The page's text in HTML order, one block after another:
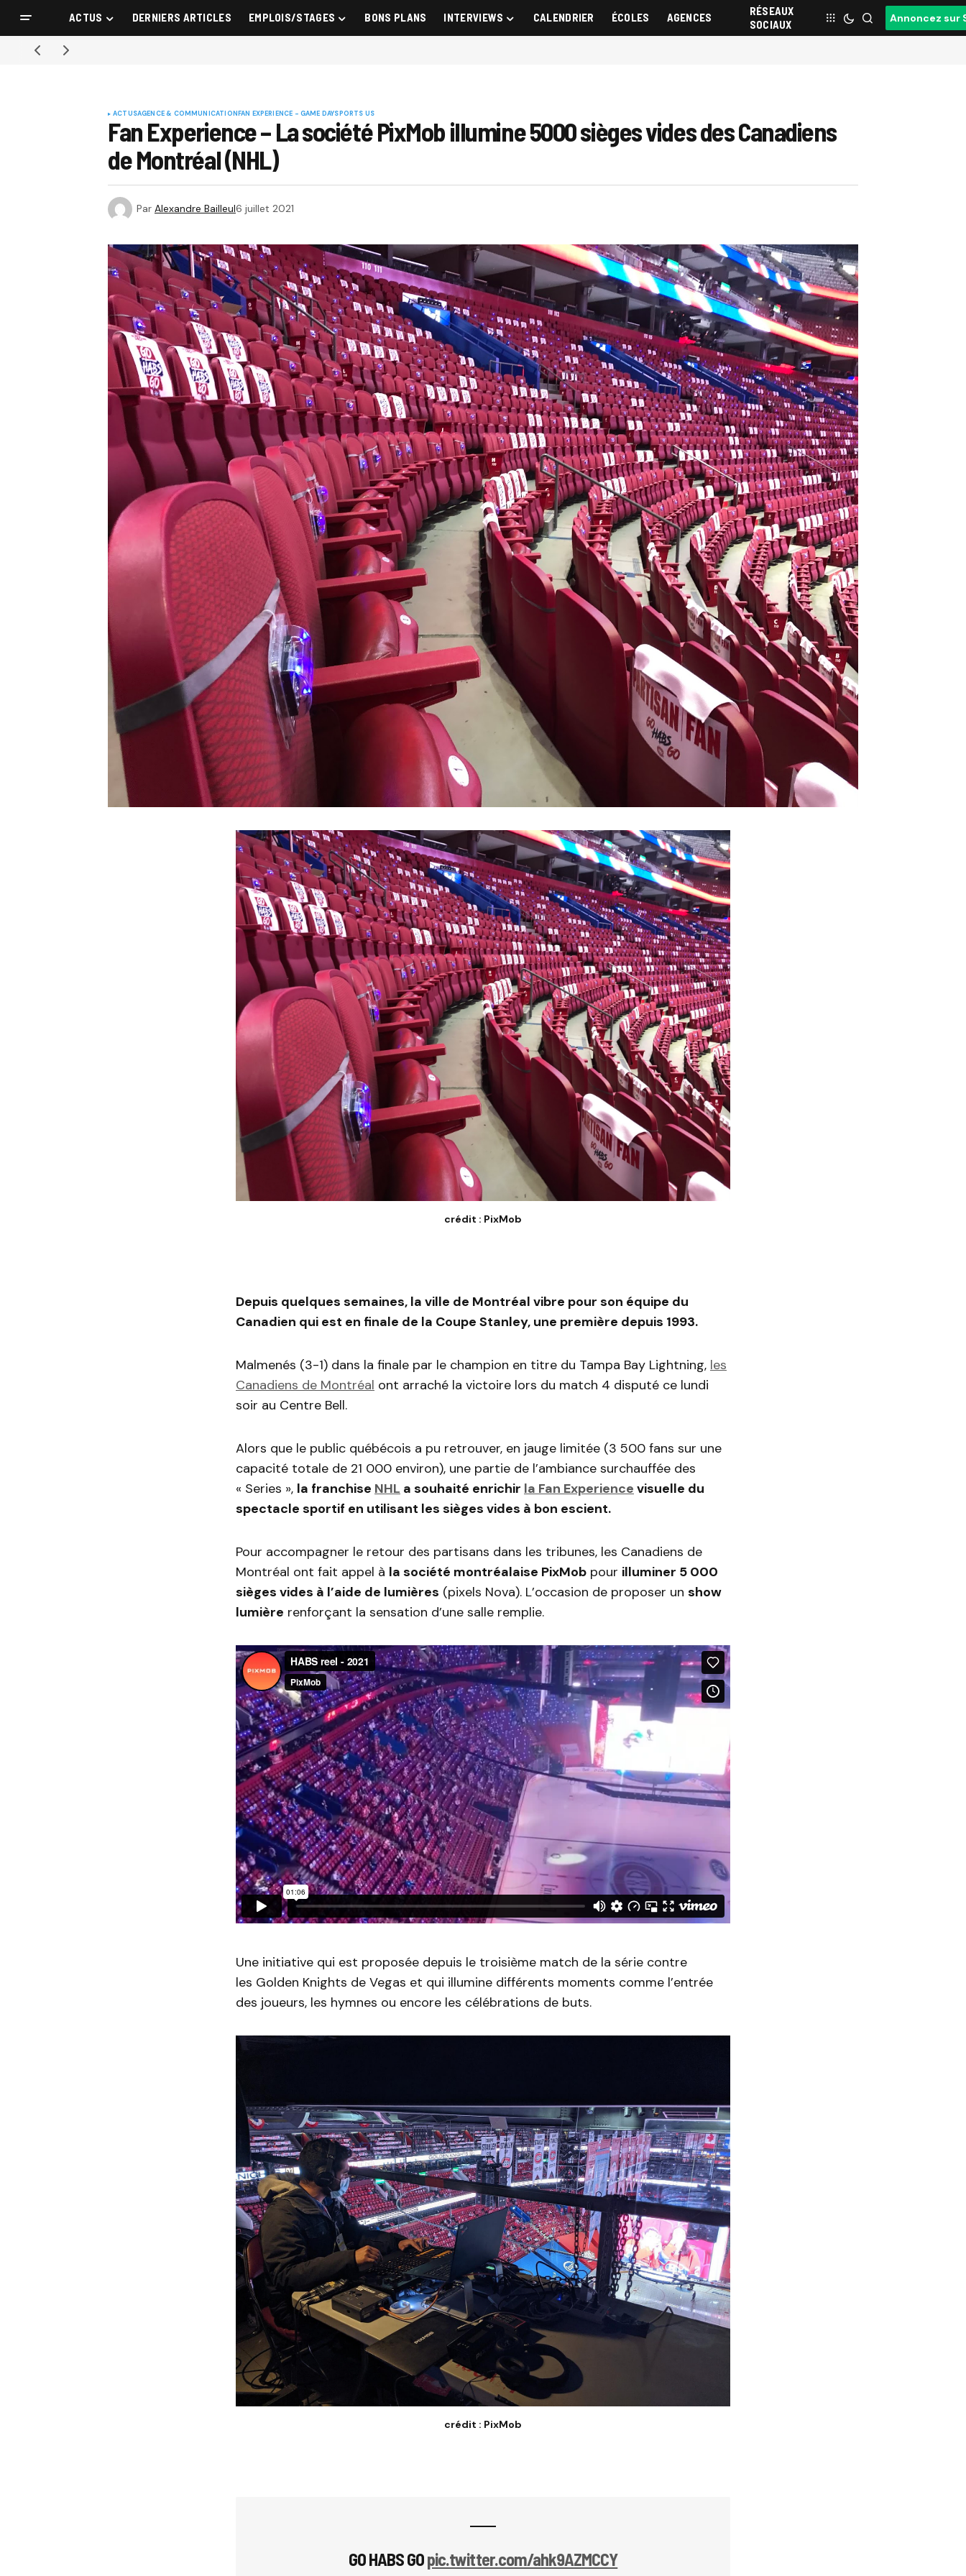
ACTUS DERNIERS ARTICLES EMPLOIS/STAGES BONS PLANS INTERVIEWS CALENDRIER ÉCOLES AGENCES
RÉSEAUX
SOCIAUX
Annoncez sur
ACTUSAGENCE & COMMUNICATIONFAN EXPERIENCE - GAME DAYSPORTS US
Fan Experience – La société PixMob illumine 5000 sièges vides des Canadiens
de Montréal (NHL)
Par Alexandre Bailleul6 juillet 2021
crédit : PixMob
Depuis quelques semaines, la ville de Montréal vibre pour son équipe du
Canadien qui est en finale de la Coupe Stanley, une première depuis 1993.
Malmenés (3-1) dans la finale par le champion en titre du Tampa Bay Lightning, les
Canadiens de Montréal ont arraché la victoire lors du match 4 disputé ce lundi
soir au Centre Bell.
Alors que le public québécois a pu retrouver, en jauge limitée (3 500 fans sur une
capacité totale de 21 000 environ), une partie de l’ambiance surchauffée des
« Series », la franchise NHL a souhaité enrichir la Fan Experience visuelle du
spectacle sportif en utilisant les sièges vides à bon escient.
Pour accompagner le retour des partisans dans les tribunes, les Canadiens de
Montréal ont fait appel à la société montréalaise PixMob pour illuminer 5 000
sièges vides à l’aide de lumières (pixels Nova). L’occasion de proposer un show
lumière renforçant la sensation d’une salle remplie.
Une initiative qui est proposée depuis le troisième match de la série contre
les Golden Knights de Vegas et qui illumine différents moments comme l’entrée
des joueurs, les hymnes ou encore les célébrations de buts.
crédit : PixMob
GO HABS GOpic.twitter.com/ahk9AZMCCY